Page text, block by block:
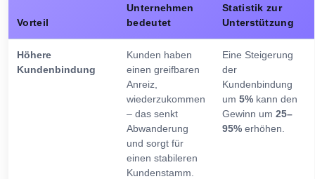
Vorteil
Unternehmen
bedeutet
Statistik zur
Unterstützung
Höhere
Kundenbindung
Kunden haben
einen greifbaren
Anreiz,
wiederzukommen
– das senkt
Abwanderung
und sorgt für
einen stabileren
Kundenstamm.
Eine Steigerung
der
Kundenbindung
um 5% kann den
Gewinn um 25–
95% erhöhen.